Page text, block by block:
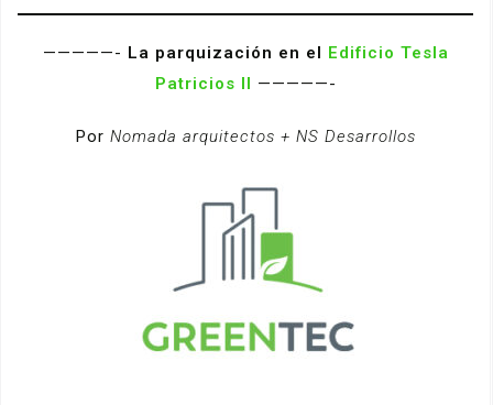
—————- La parquización en el Edificio Tesla
Patricios II —————-
Por Nomada arquitectos + NS Desarrollos